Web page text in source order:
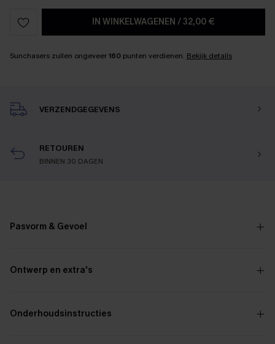
IN WINKELWAGENEN /32,00 €
Sunchasers zullen ongeveer160 punten verdienen. Bekijk details
VERZENDGEGEVENS
RETOUREN
BINNEN 30 DAGEN
Pasvorm & Gevoel
Ontwerp en extra's
Onderhoudsinstructies